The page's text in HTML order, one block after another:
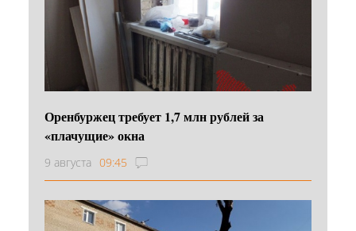
Оренбуржец требует 1,7 млн рублей за
«плачущие» окна
9 августа 09:45